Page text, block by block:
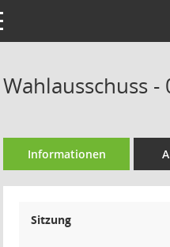
navigation
Wahlausschuss
Informationen
Sitzung